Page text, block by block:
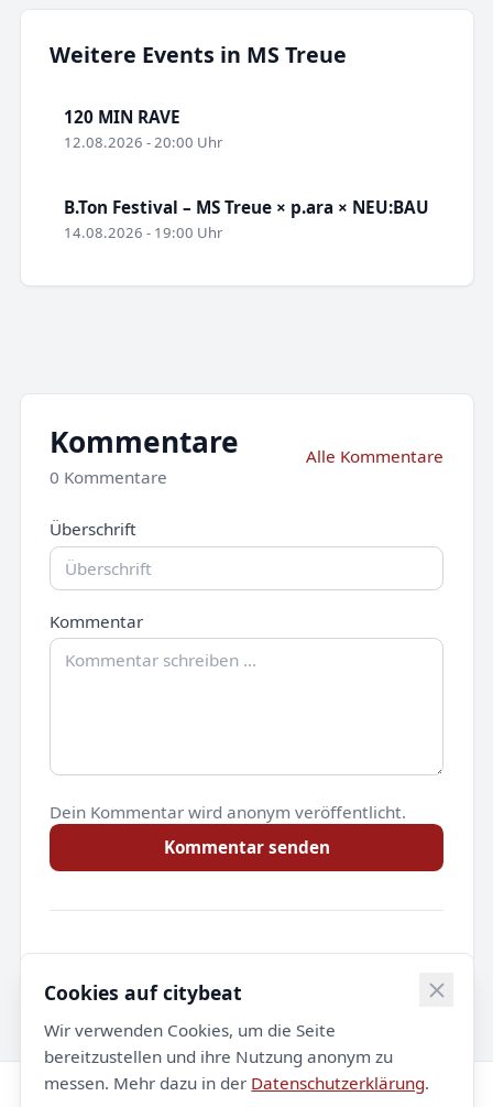
Weitere Events in MS Treue
120 MIN RAVE
12.08.2026 - 20:00 Uhr
B.Ton Festival – MS Treue × p.ara × NEU:BAU
14.08.2026 - 19:00 Uhr
Kommentare
0 Kommentare
Alle Kommentare
Überschrift
Kommentar
Dein Kommentar wird anonym veröffentlicht.
Kommentar senden
Noch keine Kommentare.
Cookies auf citybeat
Wir verwenden Cookies, um die Seite
bereitzustellen und ihre Nutzung anonym zu
messen. Mehr dazu in der Datenschutzerklärung.